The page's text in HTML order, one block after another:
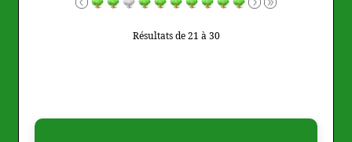
Résultats de 21 à 30